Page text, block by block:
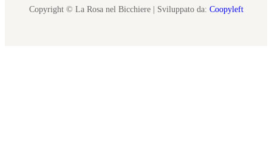
Copyright © La Rosa nel Bicchiere | Sviluppato da: Coopyleft